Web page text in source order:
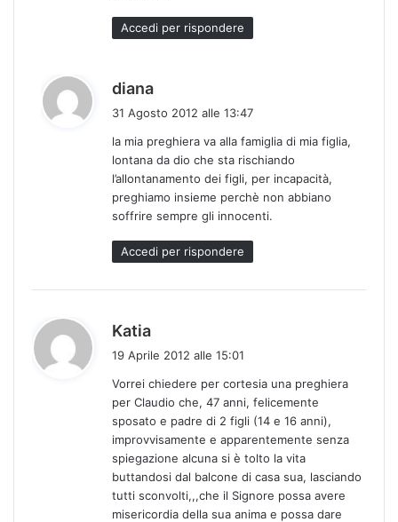
Accedi per rispondere
diana
e
t
t
31 Agosto 2012 alle 13:47
la mia preghiera va alla famiglia di mia figlia,
lontana da dio che sta rischiando
l’allontanamento dei figli, per incapacità,
preghiamo insieme perchè non abbiano
soffrire sempre gli innocenti.
Accedi per rispondere
Katia
e
t
t
:
19 Aprile 2012 alle 15:01
Vorrei chiedere per cortesia una preghiera
per Claudio che, 47 anni, felicemente
sposato e padre di 2 figli (14 e 16 anni),
improvvisamente e apparentemente senza
spiegazione alcuna si è tolto la vita
buttandosi dal balcone di casa sua, lasciando
tutti sconvolti,,,che il Signore possa avere
misericordia della sua anima e possa dare